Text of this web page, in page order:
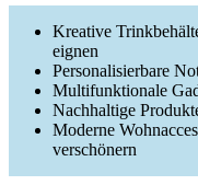
Kreative
eignen
Personalisierbare
Multifunktionale
Nachhaltige
Moderne
verschönern